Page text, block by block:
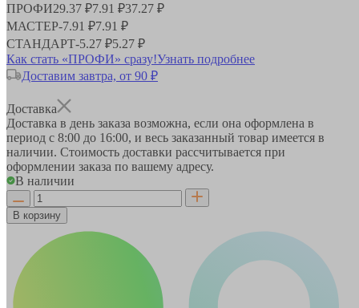
ПРОФИ29.37 ₽7.91 ₽37.27 ₽
МАСТЕР-7.91 ₽7.91 ₽
СТАНДАРТ-5.27 ₽5.27 ₽
Как стать «ПРОФИ» сразу!Узнать подробнее
Доставим завтра, от 90 ₽
Доставка
Доставка в день заказа возможна, если она оформлена в
период с 8:00 до 16:00, и весь заказанный товар имеется в
наличии. Стоимость доставки рассчитывается при
оформлении заказа по вашему адресу.
В наличии
В корзину